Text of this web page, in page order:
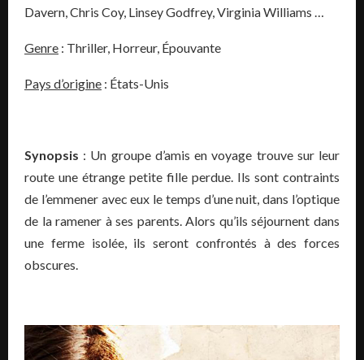
Davern, Chris Coy, Linsey Godfrey, Virginia Williams …
Genre : Thriller, Horreur, Épouvante
Pays d’origine : États-Unis
Synopsis : Un groupe d’amis en voyage trouve sur leur
route une étrange petite fille perdue. Ils sont contraints
de l’emmener avec eux le temps d’une nuit, dans l’optique
de la ramener à ses parents. Alors qu’ils séjournent dans
une ferme isolée, ils seront confrontés à des forces
obscures.